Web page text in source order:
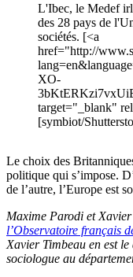
L'Ibec, le Medef
des 28 pays de
sociétés. [<a
href="http://
XO-
target="_blank"
[symbiot/
Le choix des
politique qui s’impose.
de l’autre, l’Europe est
Maxime Parodi et
l’Observatoire français
Xavier Timbeau en est
sociologue au